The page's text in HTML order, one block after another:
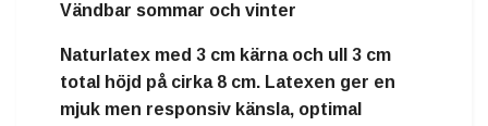
Vändbar sommar och vinter
Naturlatex med 3 cm kärna och ull 3 cm
total höjd på cirka 8 cm. Latexen ger en
mjuk men responsiv känsla, optimal